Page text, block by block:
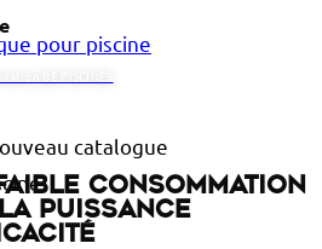
consommation
puissance